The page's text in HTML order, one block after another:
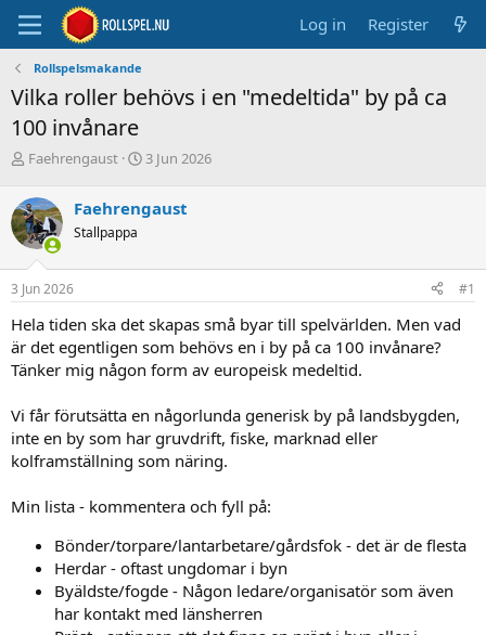
Log in Register
Rollspelsmakande
Vilka roller behövs i en "medeltida" by på ca
100 invånare
T
r
e
a
d
s
t
r
t
e
Faehrengaust
S
r
a
3 Jun 2026
Faehrengaust
Stallpappa
3 Jun 2026 #1
Hela tiden ska det skapas små byar till spelvärlden. Men vad
är det egentligen som behövs en i by på ca 100 invånare?
Tänker mig någon form av europeisk medeltid.
Vi får förutsätta en någorlunda generisk by på landsbygden,
inte en by som har gruvdrift, fiske, marknad eller
kolframställning som näring.
Min lista - kommentera och fyll på:
Bönder/torpare/lantarbetare/gårdsfok - det är de flesta
Herdar - oftast ungdomar i byn
Byäldste/fogde - Någon ledare/organisatör som även
har kontakt med länsherren